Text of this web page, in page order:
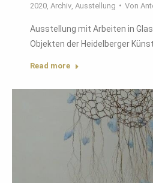
2020 Archiv Ausstellung Von
Ausstellung mit Arbeiten in
Objekten der Heidelberger
Read more